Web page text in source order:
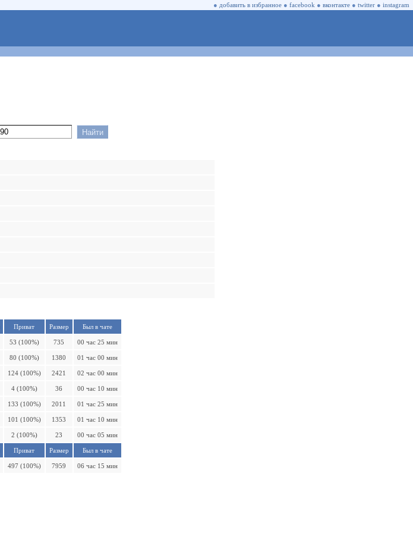
● добавить в избранное ● facebook ● вконтакте ● twitter ● instagram
Приват Размер Был в чате
53 (100%) 735 00 час 25 мин
80 (100%) 1380 01 час 00 мин
124 (100%) 2421 02 час 00 мин
4 (100%) 36 00 час 10 мин
133 (100%) 2011 01 час 25 мин
101 (100%) 1353 01 час 10 мин
2 (100%) 23 00 час 05 мин
Приват Размер Был в чате
497 (100%) 7959 06 час 15 мин